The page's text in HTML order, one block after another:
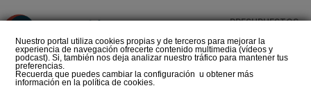
Nuestro portal utiliza cookies propias y de terceros para mejorar la
experiencia de navegación ofrecerte contenido multimedia (vídeos y
podcast). Si, también nos deja analizar nuestro tráfico para mantener tus
preferencias.
Recuerda que puedes cambiar la configuración u obtener más
información en la política de cookies.
PRESUPUESTOS